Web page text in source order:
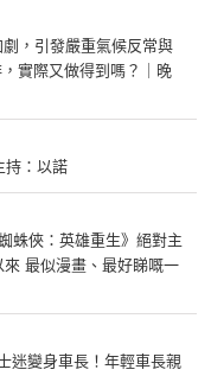
劇，引發嚴重氣候反常與
實際又做得到嗎？｜晚
持：以諾
蛛俠：英雄重生》絕對主
最似漫畫、最好睇嘅一
迷變身車長！年輕車長親